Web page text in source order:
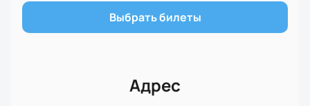
поддержать своих любимцев с трибун.
Покупка билетов на нашем сайте — это просто и
новой арены. Поддержите «Сибирь» в ее
стремлении к новым победам и станьте частью
Выбрать билеты
Адрес